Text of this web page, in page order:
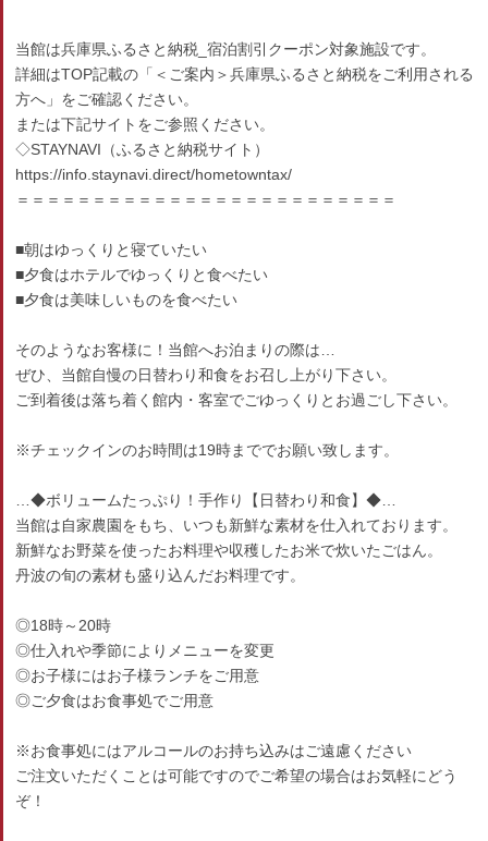
当館は兵庫県ふるさと納税_宿泊割引クーポン対象施設です。
詳細はTOP記載の「＜ご案内＞兵庫県ふるさと納税をご利用される
方へ」をご確認ください。
または下記サイトをご参照ください。
◇STAYNAVI（ふるさと納税サイト）
https://info.staynavi.direct/hometowntax/
＝＝＝＝＝＝＝＝＝＝＝＝＝＝＝＝＝＝＝＝＝＝＝＝＝
■朝はゆっくりと寝ていたい
■夕食はホテルでゆっくりと食べたい
■夕食は美味しいものを食べたい
そのようなお客様に！当館へお泊まりの際は…
ぜひ、当館自慢の日替わり和食をお召し上がり下さい。
ご到着後は落ち着く館内・客室でごゆっくりとお過ごし下さい。
※チェックインのお時間は19時まででお願い致します。
…◆ボリュームたっぷり！手作り【日替わり和食】◆…
当館は自家農園をもち、いつも新鮮な素材を仕入れております。
新鮮なお野菜を使ったお料理や収穫したお米で炊いたごはん。
丹波の旬の素材も盛り込んだお料理です。
◎18時～20時
◎仕入れや季節によりメニューを変更
◎お子様にはお子様ランチをご用意
◎ご夕食はお食事処でご用意
※お食事処にはアルコールのお持ち込みはご遠慮ください
ご注文いただくことは可能ですのでご希望の場合はお気軽にどう
ぞ！